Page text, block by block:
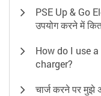
PSE Up & Go
उपयोग करने में
How do I use
charger?
चार्ज करने पर मुझे